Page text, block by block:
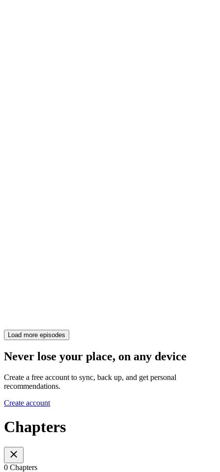
Load more episodes
Never lose your place, on any device
Create a free account to sync, back up, and get personal
recommendations.
Create account
Chapters
0 Chapters